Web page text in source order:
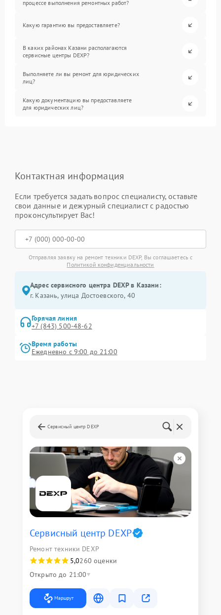
процессе выполнения ремонтных работ?
Какую гарантию вы предоставляете?
В каких районах Казани располагаются
сервисные центры DEXP?
Выполняете ли вы ремонт для юридических
лиц?
Какую документацию вы предоставляете
для юридических лиц?
Контактная информация
Если требуется задать вопрос специалисту, оставьте
свои данные и дежурный специалист с радостью
проконсультирует Вас!
Отправляя заявку на ремонт техники DEXP, Вы соглашаетесь с
Политикой конфиденциальности
Адрес сервисного центра DEXP в Казани:
г. Казань, улица Достоевского, 40
Горячая линия
+7 (843) 500-48-62
Время работы
Ежедневно с 9:00 до 21:00
Сервисный центр DEXP
Сервисный центр DEXP
Ремонт техники DEXP
5,0260 оценки
Открыто до 21:00
Маршрут